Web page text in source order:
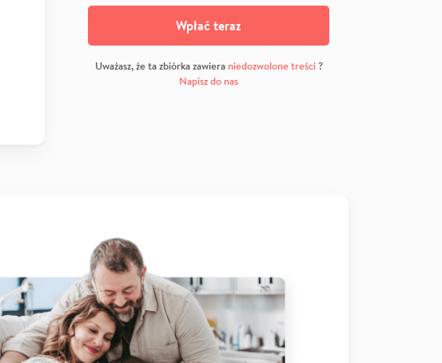
Wpłać teraz
Uważasz, że ta zbiórka zawiera niedozwolone treści?
Napisz do nas